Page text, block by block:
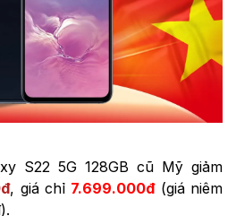
S22 5G 128GB cũ Mỹ giảm
, giá chỉ 7.699.000đ(giá niêm